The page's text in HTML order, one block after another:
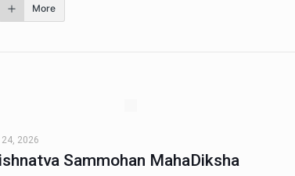
More
2026
Sammohan MahaDiksha